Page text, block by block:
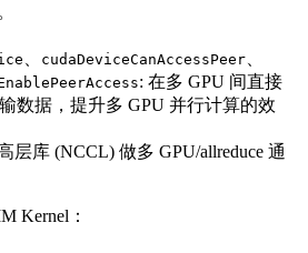
cudaDeviceCanAccessPeer
: 在多 GPU 间直接
输数据，提升多 GPU 并行计算的效
层库 (NCCL) 做多 GPU/allreduce 通
Kernel：